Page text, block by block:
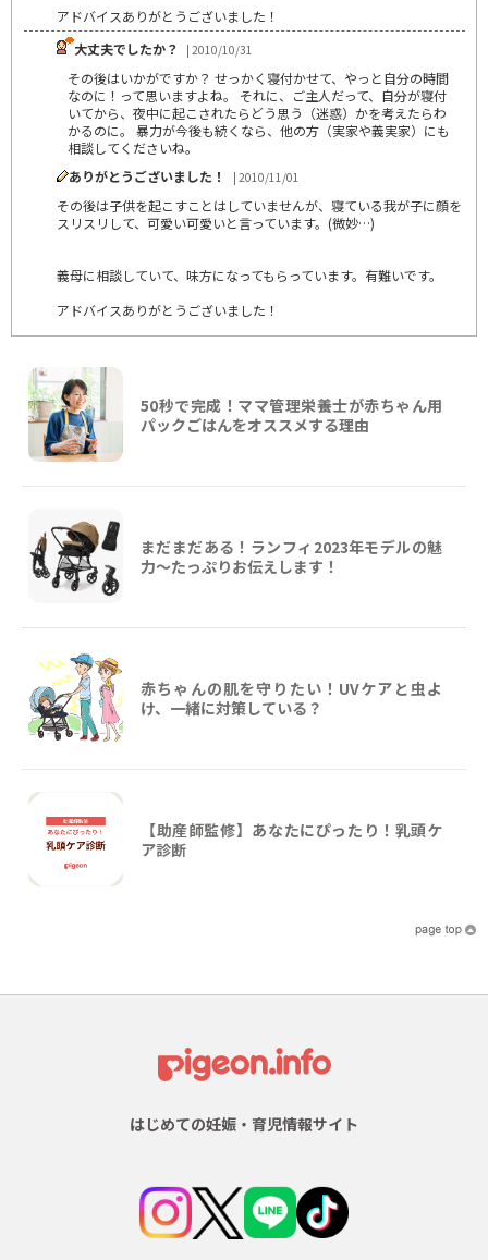
アドバイスありがとうございました！
大丈夫でしたか？
| 2010/10/31
その後はいかがですか？ せっかく寝付かせて、やっと自分の時間
なのに！って思いますよね。 それに、ご主人だって、自分が寝付
いてから、夜中に起こされたらどう思う（迷惑）かを考えたらわ
かるのに。 暴力が今後も続くなら、他の方（実家や義実家）にも
相談してくださいね。
ありがとうございました！
| 2010/11/01
その後は子供を起こすことはしていませんが、寝ている我が子に顔を
スリスリして、可愛い可愛いと言っています。(微妙…)
義母に相談していて、味方になってもらっています。有難いです。
アドバイスありがとうございました！
50秒で完成！ママ管理栄養士が赤ちゃん用
パックごはんをオススメする理由
まだまだある！ランフィ2023年モデルの魅
力～たっぷりお伝えします！
赤ちゃんの肌を守りたい！UVケアと虫よ
け、一緒に対策している？
【助産師監修】あなたにぴったり！乳頭ケ
ア診断
はじめての妊娠・育児情報サイト